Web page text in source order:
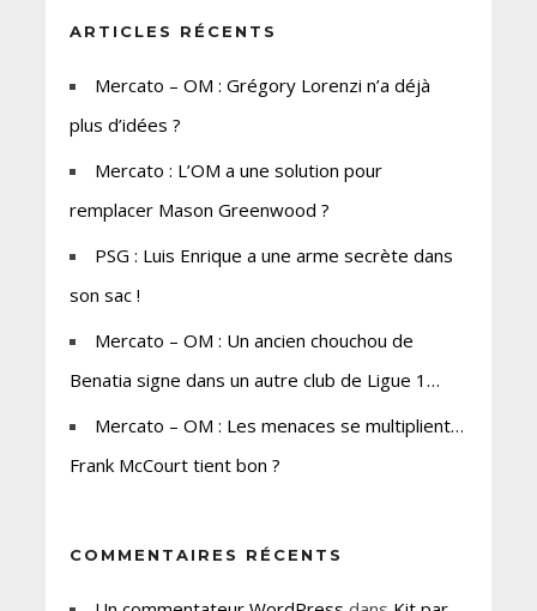
ARTICLES RÉCENTS
Mercato – OM : Grégory Lorenzi n’a déjà
plus d’idées ?
Mercato : L’OM a une solution pour
remplacer Mason Greenwood ?
PSG : Luis Enrique a une arme secrète dans
son sac !
Mercato – OM : Un ancien chouchou de
Benatia signe dans un autre club de Ligue 1…
Mercato – OM : Les menaces se multiplient…
Frank McCourt tient bon ?
COMMENTAIRES RÉCENTS